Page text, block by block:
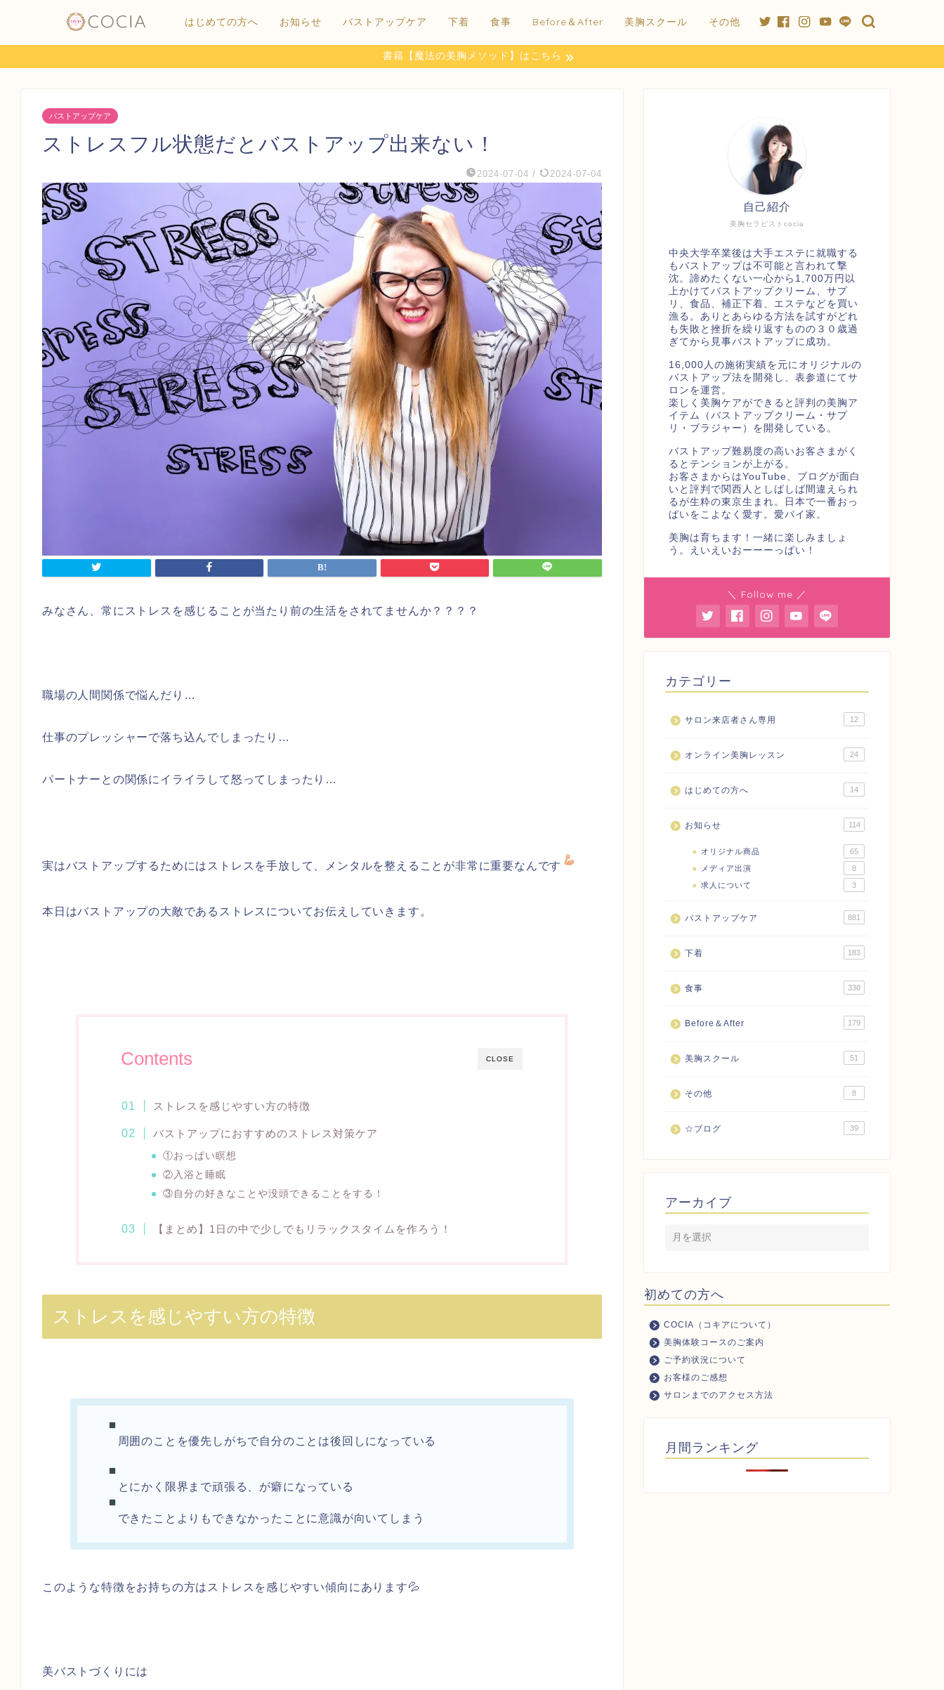
はじめての方へ お知らせ バストアップケア 下着 食事 Before＆After 美胸スクール その他
書籍【魔法の美胸メソッド】はこちら
バストアップケア
ストレスフル状態だとバストアップ出来ない！
2024-07-04 / 2024-07-04
みなさん、常にストレスを感じることが当たり前の生活をされてませんか？？？？
職場の人間関係で悩んだり…
仕事のプレッシャーで落ち込んでしまったり…
パートナーとの関係にイライラして怒ってしまったり…
実はバストアップするためにはストレスを手放して、メンタルを整えることが非常に重要なんです
本日はバストアップの大敵であるストレスについてお伝えしていきます。
CLOSE
Contents
ストレスを感じやすい方の特徴
バストアップにおすすめのストレス対策ケア
①おっぱい瞑想
②入浴と睡眠
③自分の好きなことや没頭できることをする！
【まとめ】1日の中で少しでもリラックスタイムを作ろう！
ストレスを感じやすい方の特徴
周囲のことを優先しがちで自分のことは後回しになっている
とにかく限界まで頑張る、が癖になっている
できたことよりもできなかったことに意識が向いてしまう
このような特徴をお持ちの方はストレスを感じやすい傾向にあります💦
美バストづくりには
美胸セラピストcocia
自己紹介
中央大学卒業後は大手エステに就職する
もバストアップは不可能と言われて撃
沈。諦めたくない一心から1,700万円以
上かけてバストアップクリーム、サプ
リ、食品、補正下着、エステなどを買い
漁る。ありとあらゆる方法を試すがどれ
も失敗と挫折を繰り返すものの３０歳過
ぎてから見事バストアップに成功。
16,000人の施術実績を元にオリジナルの
バストアップ法を開発し、表参道にてサ
ロンを運営。
楽しく美胸ケアができると評判の美胸ア
イテム（バストアップクリーム・サプ
リ・ブラジャー）を開発している。
バストアップ難易度の高いお客さまがく
るとテンションが上がる。
お客さまからはYouTube、ブログが面白
いと評判で関西人としばしば間違えられ
るが生粋の東京生まれ。日本で一番おっ
ぱいをこよなく愛す。愛パイ家。
美胸は育ちます！一緒に楽しみましょ
う。えいえいおーーーっぱい！
＼ Follow me ／
カテゴリー
サロン来店者さん専用 12
オンライン美胸レッスン 24
はじめての方へ 14
お知らせ 114
オリジナル商品
65
メディア出演
8
求人について
3
バストアップケア 881
下着 183
食事 330
Before＆After 179
美胸スクール 51
その他 8
☆ブログ 39
アーカイブ
初めての方へ
COCIA（コキアについて）
美胸体験コースのご案内
ご予約状況について
お客様のご感想
サロンまでのアクセス方法
月間ランキング